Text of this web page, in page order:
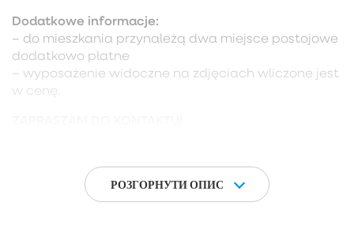
Dodatkowe informacje:
– do mieszkania przynależą dwa miejsce postojowe
dodatkowo płatne
– wyposażenie widoczne na zdjęciach wliczone jest
w cenę.
РОЗГОРНУТИ ОПИС